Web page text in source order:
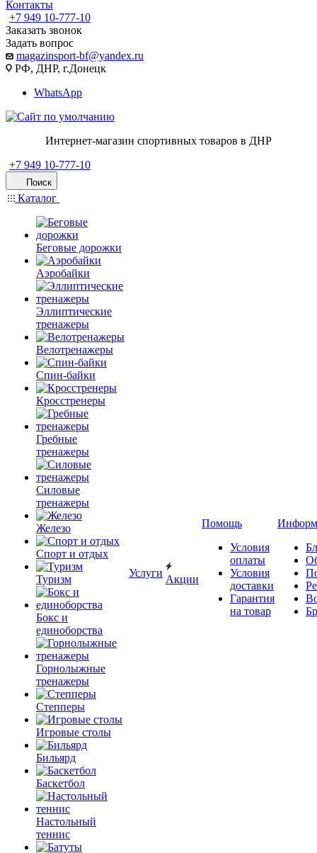
Контакты
+7 949 10-777-10
Заказать звонок
Задать вопрос
magazinsport-bf@yandex.ru
РФ, ДНР, г.Донецк
WhatsApp
Интернет-магазин спортивных товаров в ДНР
+7 949 10-777-10
Поиск
Каталог
Беговые дорожки
Аэробайки
Эллиптические
тренажеры
Велотренажеры
Спин-байки
Кросстренеры
Гребные
тренажеры
Силовые
тренажеры
Железо
Спорт и отдых
Туризм
Бокс и
единоборства
Горнолыжные
тренажеры
Степперы
Игровые столы
Бильярд
Баскетбол
Настольный
теннис
Услуги
Акции
Помощь
Условия
оплаты
Условия
доставки
Гарантия
на товар